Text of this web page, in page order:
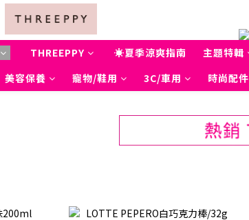
THREEPPY ☀夏季涼爽指南 主題特輯
美容保養 寵物/鞋用 3C/車用 時尚配件